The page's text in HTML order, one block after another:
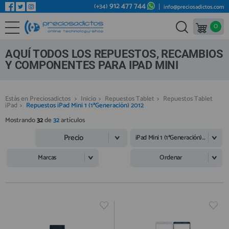
REPUESTOS MÓVILES
REPUESTOS TABLET
REPUESTOS RELOJES INTELIGENTES
REPUESTOS MACBOOK
REPUESTOS OTROS DISPOSITIVOS
REPUESTOS PORTÁTILES
HERRAMIENTAS REPARACIÓN
MÓVILES REACONDICIONADOS
Bienvenid@ otra vez
YA SOY CLIENTE
Regístrate en un momento
(+34) 912 477 744 info@preciosadictos.com
0
AQUÍ TODOS LOS REPUESTOS, RECAMBIOS
Y COMPONENTES PARA IPAD MINI
Estás en Preciosadictos > Inicio > Repuestos Tablet > Repuestos Tablet
iPad > Repuestos iPad Mini 1 (1ªGeneración) 2012
Mostrando32de32artículos
Precio
iPad Mini 1 (1ªGeneración) 2012
Marcas
Ordenar